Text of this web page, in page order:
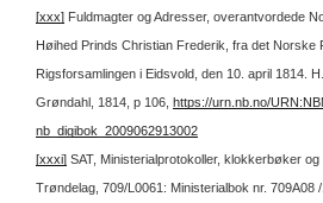
[xxx] Fuldmagter og Adresser, overantvordede
Høihed Prinds Christian Frederik, fra det Norske
Rigsforsamlingen i Eidsvold, den 10. april 1814.
Grøndahl, 1814, p 106, https://urn.nb.no/
nb_digibok_2009062913002
[xxxi] SAT, Ministerialprotokoller, klokkerbøker
Trøndelag, 709/L0061: Ministerialbok nr. 709A08